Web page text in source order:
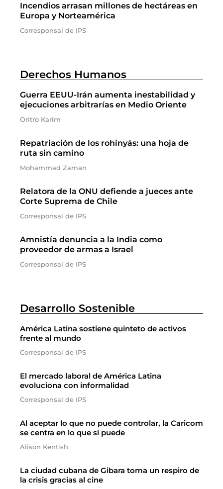
Incendios arrasan millones de hectáreas en
Europa y Norteamérica
Corresponsal de IPS
Derechos Humanos
Guerra EEUU-Irán aumenta inestabilidad y
ejecuciones arbitrarías en Medio Oriente
Oritro Karim
Repatriación de los rohinyás: una hoja de
ruta sin camino
Mohammad Zaman
Relatora de la ONU defiende a jueces ante
Corte Suprema de Chile
Corresponsal de IPS
Amnistía denuncia a la India como
proveedor de armas a Israel
Corresponsal de IPS
Desarrollo Sostenible
América Latina sostiene quinteto de activos
frente al mundo
Corresponsal de IPS
El mercado laboral de América Latina
evoluciona con informalidad
Corresponsal de IPS
Al aceptar lo que no puede controlar, la Caricom
se centra en lo que sí puede
Alison Kentish
La ciudad cubana de Gibara toma un respiro de
la crisis gracias al cine